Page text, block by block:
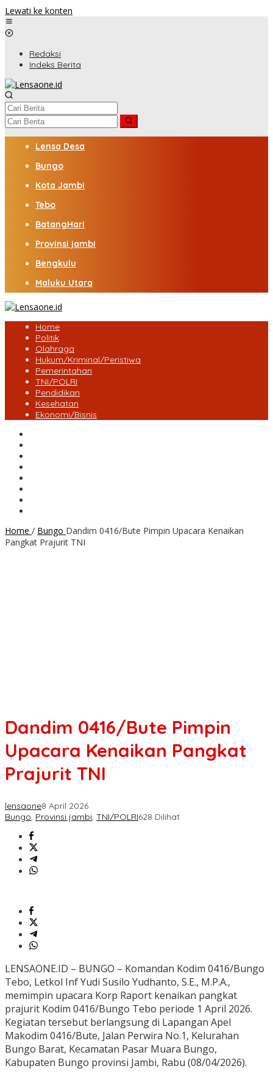
Lewati ke konten
Redaksi
Indeks Berita
Lensa Desa
Bungo
Kota Jambi
Tebo
BatangHari
Provinsi jambi
Bengkulu
Maluku Utara
Home
Politik
Olahraga
Hukum/Kriminal/Peristiwa
Pemerintahan
TNI/POLRI
Pendidikan
Kesehatan
Ekonomi/Bisnis
Home / Bungo Dandim 0416/Bute Pimpin Upacara Kenaikan
Pangkat Prajurit TNI
Dandim 0416/Bute Pimpin
Upacara Kenaikan Pangkat
Prajurit TNI
lensaone8 April 2026
Bungo, Provinsi jambi, TNI/POLRI628 Dilihat
LENSAONE.ID – BUNGO – Komandan Kodim 0416/Bungo
Tebo, Letkol Inf Yudi Susilo Yudhanto, S.E., M.P.A.,
memimpin upacara Korp Raport kenaikan pangkat
prajurit Kodim 0416/Bungo Tebo periode 1 April 2026.
Kegiatan tersebut berlangsung di Lapangan Apel
Makodim 0416/Bute, Jalan Perwira No.1, Kelurahan
Bungo Barat, Kecamatan Pasar Muara Bungo,
Kabupaten Bungo provinsi Jambi, Rabu (08/04/2026).